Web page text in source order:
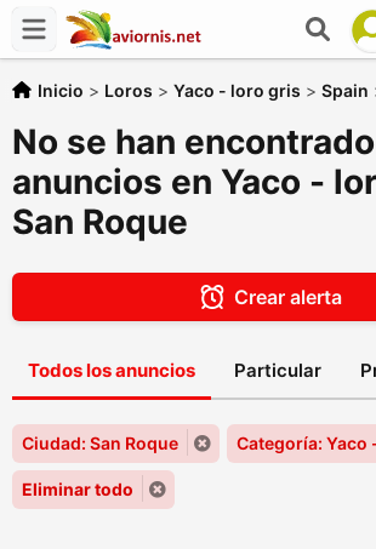
Inicio > Loros > Yaco - loro gris > Spain
No se han encontrado
anuncios en Yaco -
San Roque
Crear alerta
Todos los anuncios Particular
Ciudad: San Roque Categoría: Yaco
Eliminar todo